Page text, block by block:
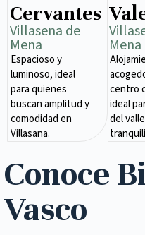
Cervantes
Villasena de
Mena​
Espacioso y
luminoso, ideal
para quienes
buscan amplitud y
comodidad en
Villasana.
Mena​
centro
ideal
del
Conoce
Vasco